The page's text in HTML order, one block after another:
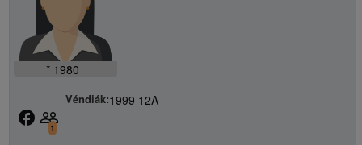
* 1980
Véndiák:1999 12A
facebook people_outline
1